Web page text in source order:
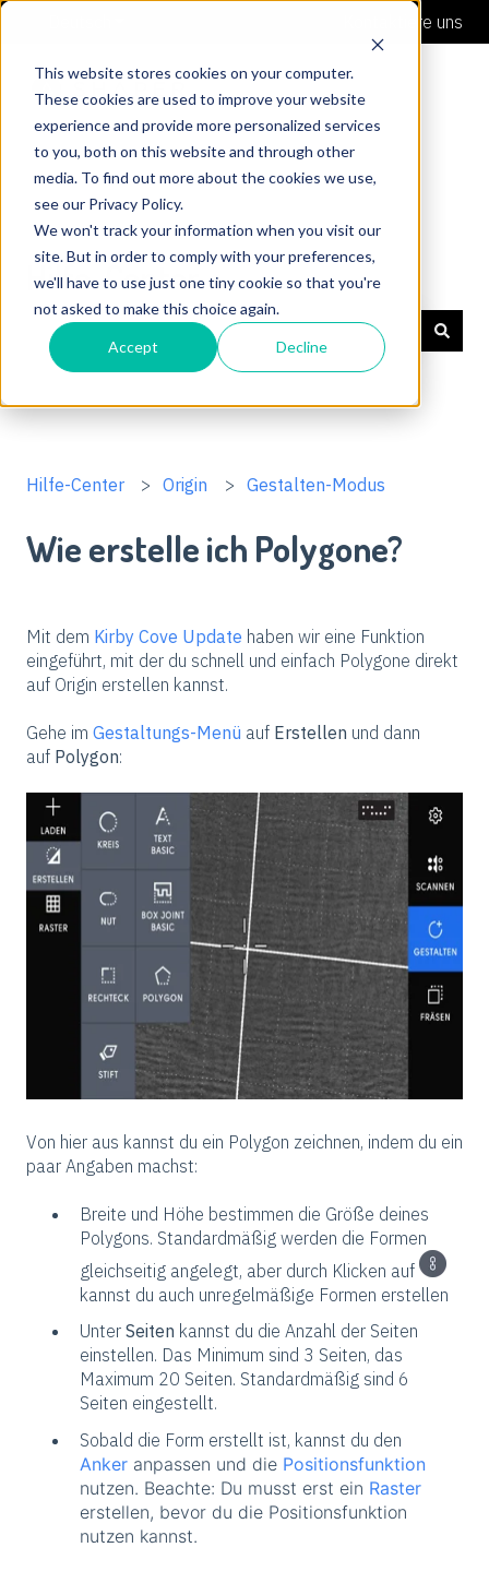
This website stores cookies on your computer.
These cookies are used to improve your website
experience and provide more personalized services
to you, both on this website and through other
media. To find out more about the cookies we use,
see our Privacy Policy.
We won't track your information when you visit our
site. But in order to comply with your preferences,
we'll have to use just one tiny cookie so that you're
not asked to make this choice again.
Accept Decline
Kontaktiere uns
Hilfe-Center
Es gibt keine Vorschläge, da das Suchfeld leer ist.
Hilfe-Center Origin Gestalten-Modus
Wie erstelle ich Polygone?
Mit dem Kirby Cove Update haben wir eine Funktion
eingeführt, mit der du schnell und einfach Polygone direkt
auf Origin erstellen kannst.
Gehe im Gestaltungs-Menü auf Erstellen und dann
auf Polygon:
Von hier aus kannst du ein Polygon zeichnen, indem du ein
paar Angaben machst:
Breite und Höhe bestimmen die Größe deines
Polygons. Standardmäßig werden die Formen
gleichseitig angelegt, aber durch Klicken auf
kannst du auch unregelmäßige Formen erstellen
Unter Seiten kannst du die Anzahl der Seiten
einstellen. Das Minimum sind 3 Seiten, das
Maximum 20 Seiten. Standardmäßig sind 6
Seiten eingestellt.
Sobald die Form erstellt ist, kannst du den
Anker anpassen und die Positionsfunktion
nutzen. Beachte: Du musst erst ein Raster
erstellen, bevor du die Positionsfunktion
nutzen kannst.